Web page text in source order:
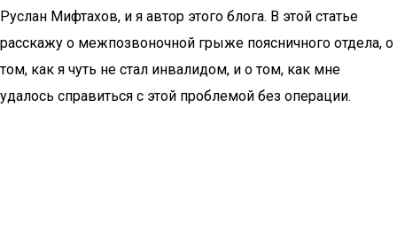
Руслан Мифтахов, и я автор этого блога. В этой статье
расскажу о межпозвоночной грыже поясничного отдела, о
том, как я чуть не стал инвалидом, и о том, как мне
удалось справиться с этой проблемой без операции.